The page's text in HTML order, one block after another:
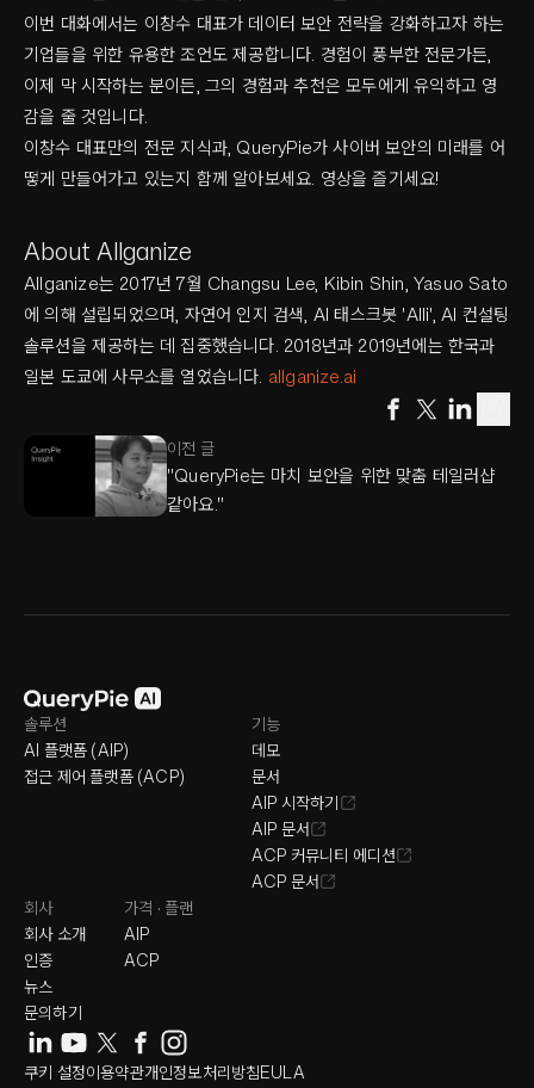
이번 대화에서는 이창수 대표가 데이터 보안 전략을 강화하고자 하는
기업들을 위한 유용한 조언도 제공합니다. 경험이 풍부한 전문가든,
이제 막 시작하는 분이든, 그의 경험과 추천은 모두에게 유익하고 영
감을 줄 것입니다.
이창수 대표만의 전문 지식과, QueryPie가 사이버 보안의 미래를 어
떻게 만들어가고 있는지 함께 알아보세요. 영상을 즐기세요!
About Allganize
Allganize는 2017년 7월 Changsu Lee, Kibin Shin, Yasuo Sato
에 의해 설립되었으며, 자연어 인지 검색, AI 태스크봇 'Alli', AI 컨설팅
솔루션을 제공하는 데 집중했습니다. 2018년과 2019년에는 한국과
일본 도쿄에 사무소를 열었습니다. allganize.ai
이전 글
"QueryPie는 마치 보안을 위한 맞춤 테일러샵
같아요."
솔루션
AI 플랫폼 (AIP)
접근 제어 플랫폼 (ACP)
기능
데모
문서
AIP 시작하기
AIP 문서
ACP 커뮤니티 에디션
ACP 문서
회사
회사 소개
인증
뉴스
문의하기
가격 · 플랜
AIP
ACP
쿠키 설정이용약관개인정보처리방침EULA